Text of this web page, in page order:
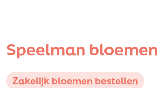
Speelman bloemen
Zakelijk bloemen bestellen